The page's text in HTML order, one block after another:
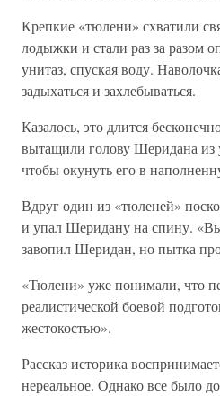
Крепкие «тюлени» схватили
лодыжки и стали раз за разом
унитаз, спуская воду.
задыхаться и захлебываться.
Казалось, это длится
вытащили голову Шеридана из
чтобы окунуть его в
Вдруг один из «тюленей»
и упал Шеридану на спину.
завопил Шеридан, но пытка
«Тюлени» уже понимали, что
реалистической боевой
жестокостью».
Рассказ историка
нереальное. Однако все было